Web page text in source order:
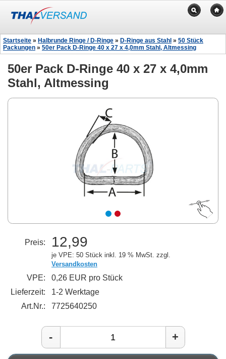
Startseite » Halbrunde Ringe / D-Ringe » D-Ringe aus Stahl » 50 Stück
Packungen » 50er Pack D-Ringe 40 x 27 x 4,0mm Stahl, Altmessing
50er Pack D-Ringe 40 x 27 x 4,0mm
Stahl, Altmessing
Preis: 12,99
je VPE: 50 Stück inkl. 19 % MwSt. zzgl.
Versandkosten
VPE:
0,26 EUR pro Stück
Lieferzeit:
1-2 Werktage
Art.Nr.:
7725640250
- +